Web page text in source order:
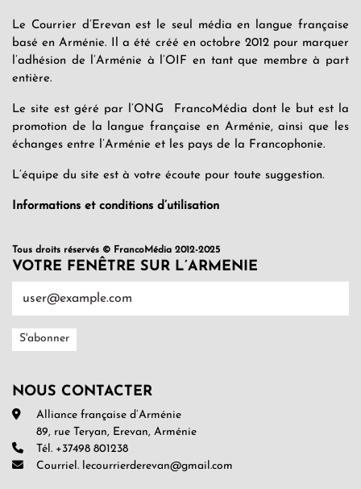
Le Courrier d’Erevan est le seul média en langue française
basé en Arménie. Il a été créé en octobre 2012 pour marquer
l’adhésion de l’Arménie à l’OIF en tant que membre à part
entière.
Le site est géré par l’ONG FrancoMédia dont le but est la
promotion de la langue française en Arménie, ainsi que les
échanges entre l’Arménie et les pays de la Francophonie.
L’équipe du site est à votre écoute pour toute suggestion.
Informations et conditions d’utilisation
Tous droits réservés © FrancoMédia 2012-2025
VOTRE FENÊTRE SUR L’ARMENIE
NOUS CONTACTER
Alliance française d’Arménie
89, rue Teryan, Erevan, Arménie
Tél. +37498 801238
Courriel. lecourrierderevan@gmail.com